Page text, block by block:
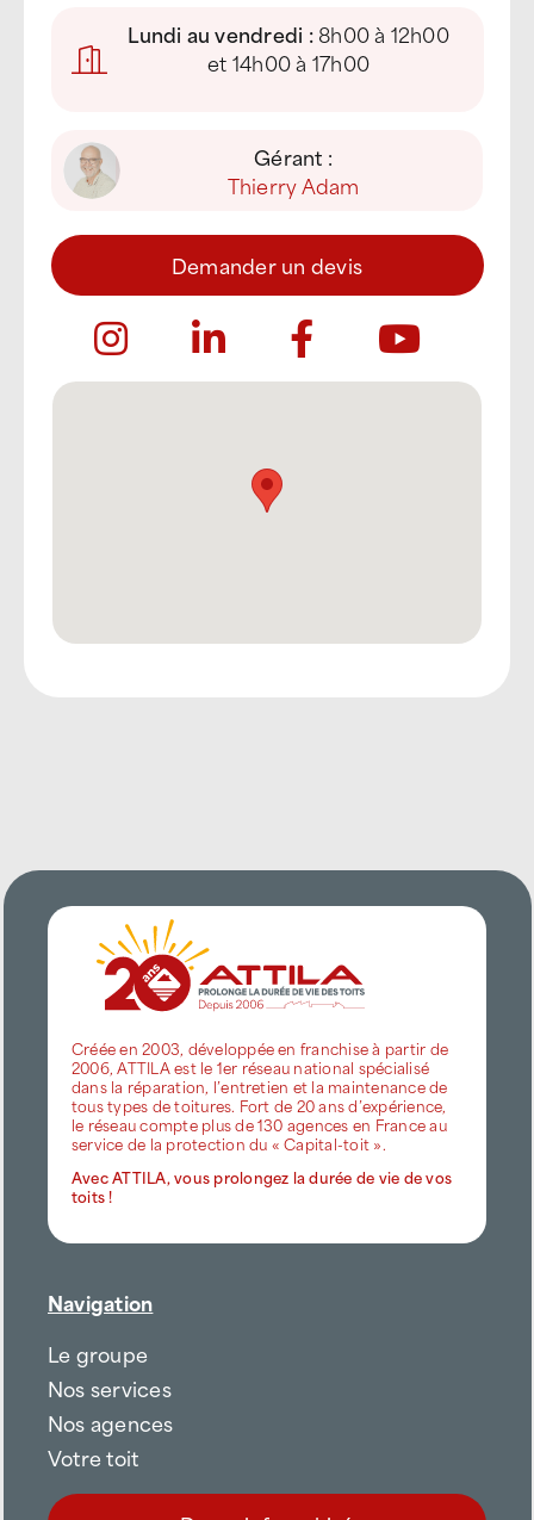
Lundi au vendredi :8h00 à 12h00
et 14h00 à 17h00
Gérant :
Thierry Adam
Demander un devis
Créée en 2003, développée en franchise à partir de
2006, ATTILA est le 1er réseau national spécialisé
dans la réparation, l’entretien et la maintenance de
tous types de toitures. Fort de 20 ans d’expérience,
le réseau compte plus de 130 agences en France au
service de la protection du « Capital-toit ».
Avec ATTILA, vous prolongez la durée de vie de vos
toits !
Navigation
Le groupe
Nos services
Nos agences
Votre toit